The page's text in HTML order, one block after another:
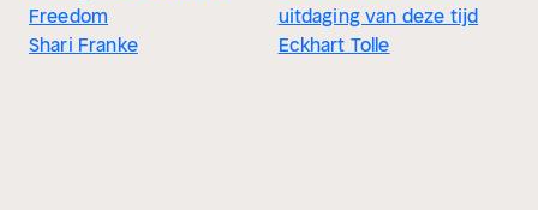
Freedom
Shari Franke
uitdaging van deze tijd
Eckhart Tolle